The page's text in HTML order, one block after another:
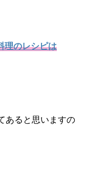
理のレシピは
あると思いますの